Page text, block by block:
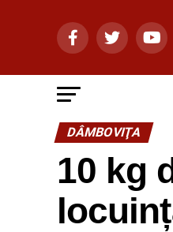
DÂMBOVIŢA
10 kg